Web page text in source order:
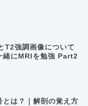
T2強調画像について
緒にMRIを勉強 Part2
とは？｜解剖の覚え方